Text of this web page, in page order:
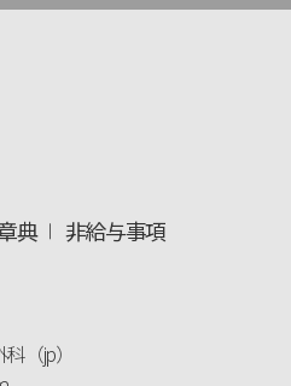
典 非給与事項
（jp）